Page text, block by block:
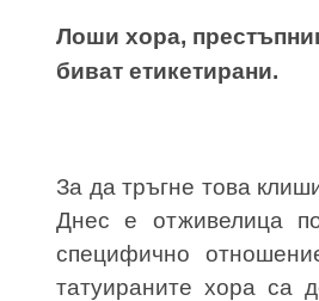
Лоши хора,
биват етикетирани.
За да тръгне това
Днес е отживелица
специфично
татуираните хора са